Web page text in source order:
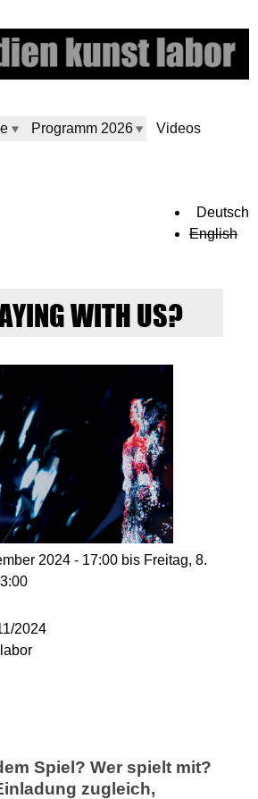
Programm 2026
Videos
Deutsch
English
WITH US?
2024 - 17:00 bis Freitag, 8.
2024
Spiel? Wer spielt mit?
zugleich,